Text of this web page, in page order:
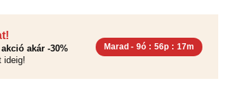
akár -30%
ideig!
Marad - 9ó : 56p : 16m